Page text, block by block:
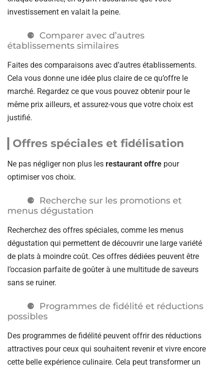
investissement en valait la peine.
Comparer avec d’autres
établissements similaires
Faites des comparaisons avec d’autres établissements.
Cela vous donne une idée plus claire de ce qu’offre le
marché. Regardez ce que vous pouvez obtenir pour le
même prix ailleurs, et assurez-vous que votre choix est
justifié.
Offres spéciales et fidélisation
Ne pas négliger non plus les restaurant offre pour
optimiser vos choix.
Recherche sur les promotions et
menus dégustation
Recherchez des offres spéciales, comme les menus
dégustation qui permettent de découvrir une large variété
de plats à moindre coût. Ces offres dédiées peuvent être
l’occasion parfaite de goûter à une multitude de saveurs
sans se ruiner.
Programmes de fidélité et réductions
possibles
Des programmes de fidélité peuvent offrir des réductions
attractives pour ceux qui souhaitent revenir et vivre encore
cette belle expérience culinaire. Cela peut transformer un